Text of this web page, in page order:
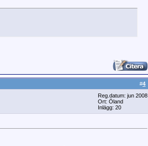
#4
Reg.datum: jun 2008
Ort: Öland
Inlägg: 20